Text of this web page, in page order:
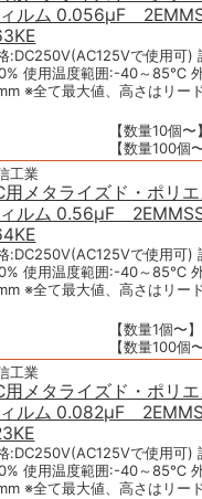
ルム 0.056μF
:DC250V(AC125Vで使用可)
使用温度範囲:-40～85℃
※全て最大値、高さはリー
【数量10個
【数量100個
工業
用メタライズド・ポリエ
ルム 0.56μF
:DC250V(AC125Vで使用可)
使用温度範囲:-40～85℃
※全て最大値、高さはリー
【数量1個〜
【数量100個
工業
用メタライズド・ポリエ
ルム 0.082μF
:DC250V(AC125Vで使用可)
使用温度範囲:-40～85℃
※全て最大値、高さはリー